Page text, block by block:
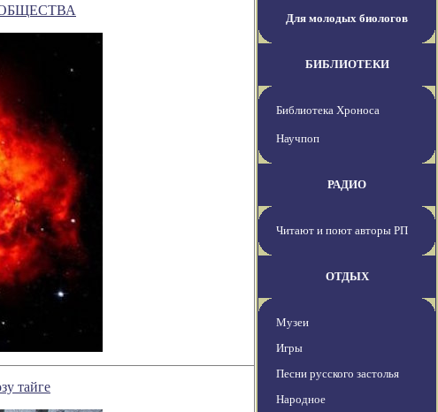
тайге
Для молодых биологов
БИБЛИОТЕКИ
Библиотека Хроноса
Научпоп
РАДИО
Читают и поют авторы РП
ОТДЫХ
Музеи
Игры
Песни русского застолья
Народное